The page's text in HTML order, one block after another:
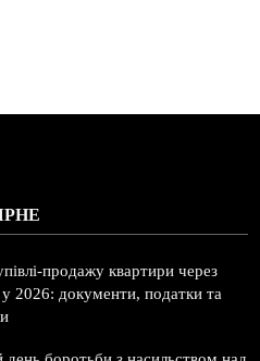
продажу квартири через
у 2026: документи, податки та